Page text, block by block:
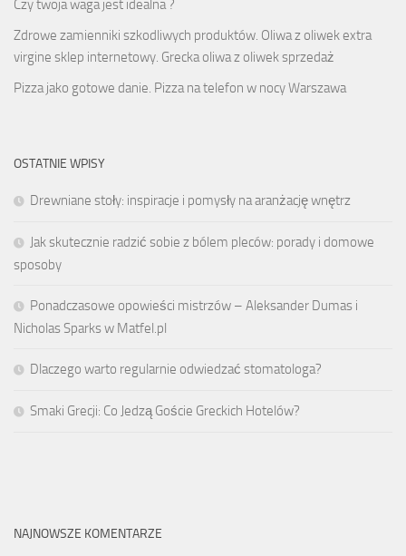
Czy twoja waga jest idealna ?
Zdrowe zamienniki szkodliwych produktów. Oliwa z oliwek extra
virgine sklep internetowy. Grecka oliwa z oliwek sprzedaż
Pizza jako gotowe danie. Pizza na telefon w nocy Warszawa
OSTATNIE WPISY
Drewniane stoły: inspiracje i pomysły na aranżację wnętrz
Jak skutecznie radzić sobie z bólem pleców: porady i domowe
sposoby
Ponadczasowe opowieści mistrzów – Aleksander Dumas i
Nicholas Sparks w Matfel.pl
Dlaczego warto regularnie odwiedzać stomatologa?
Smaki Grecji: Co Jedzą Goście Greckich Hotelów?
NAJNOWSZE KOMENTARZE